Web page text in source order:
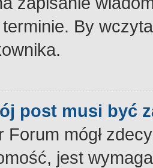
By
post musi być
Forum mógł
jest